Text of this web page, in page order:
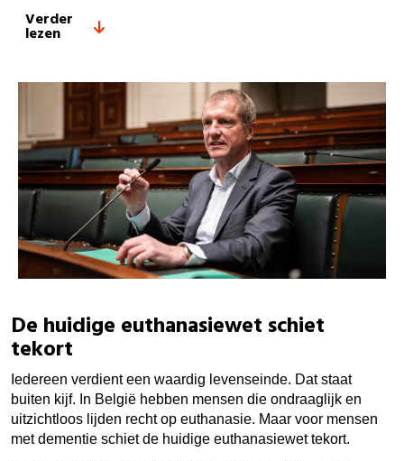
Verder
lezen
De huidige euthanasiewet schiet
tekort
Iedereen verdient een waardig levenseinde. Dat staat
buiten kijf. In België hebben mensen die ondraaglijk en
uitzichtloos lijden recht op euthanasie. Maar voor mensen
met dementie schiet de huidige euthanasiewet tekort.